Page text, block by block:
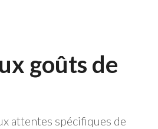
goûts de
attentes spécifiques de